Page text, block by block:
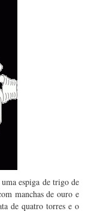
espiga de trigo de
manchas de ouro e
de quatro torres e o